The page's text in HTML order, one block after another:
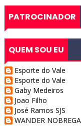
PATROCINADOR
QUEM SOU EU
Esporte do Vale
Esporte do Vale
Gaby Medeiros
Joao Filho
José Ramos SJS
WANDER NOBREGA